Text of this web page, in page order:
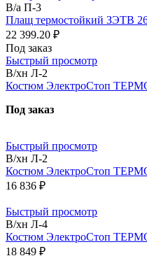
В/а П-3
Плащ термостойкий ЗЭТВ
22 399.20 ₽
Под заказ
Быстрый просмотр
В/хн Л-2
Костюм ЭлектроСтоп
Под заказ
Быстрый просмотр
В/хн Л-2
Костюм ЭлектроСтоп
16 836 ₽
Быстрый просмотр
В/хн Л-4
Костюм ЭлектроСтоп
18 849 ₽